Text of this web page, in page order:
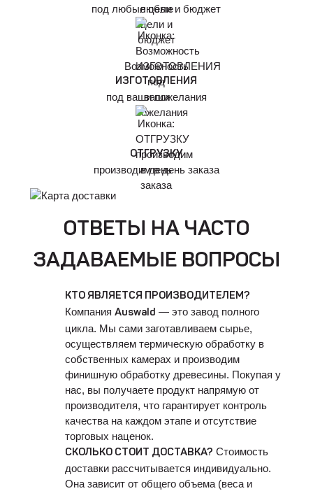
под любые цели и бюджет
Возможность
ИЗГОТОВЛЕНИЯ
под ваши пожелания
ОТГРУЗКУ
производим в день заказа
ОТВЕТЫ НА ЧАСТО
ЗАДАВАЕМЫЕ ВОПРОСЫ
КТО ЯВЛЯЕТСЯ ПРОИЗВОДИТЕЛЕМ?
Компания Auswald — это завод полного
цикла. Мы сами заготавливаем сырье,
осуществляем термическую обработку в
собственных камерах и производим
финишную обработку древесины. Покупая у
нас, вы получаете продукт напрямую от
производителя, что гарантирует контроль
качества на каждом этапе и отсутствие
торговых наценок.
СКОЛЬКО СТОИТ ДОСТАВКА? Стоимость
доставки рассчитывается индивидуально.
Она зависит от общего объема (веса и